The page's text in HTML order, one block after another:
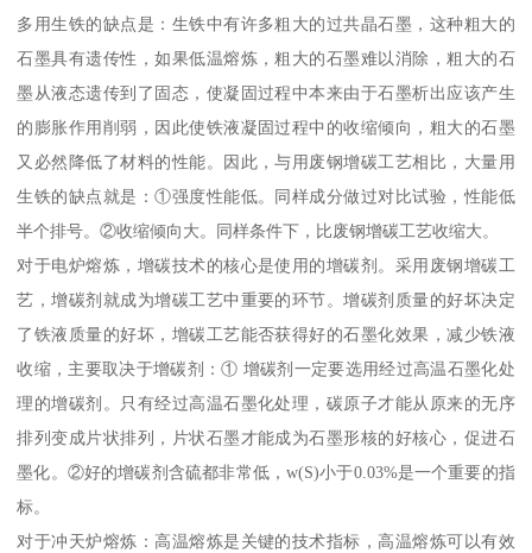
多用生铁的缺点是：生铁中有许多粗大的过共晶石墨，这种粗大的
石墨具有遗传性，如果低温熔炼，粗大的石墨难以消除，粗大的石
墨从液态遗传到了固态，使凝固过程中本来由于石墨析出应该产生
的膨胀作用削弱，因此使铁液凝固过程中的收缩倾向，粗大的石墨
又必然降低了材料的性能。因此，与用废钢增碳工艺相比，大量用
生铁的缺点就是：①强度性能低。同样成分做过对比试验，性能低
半个排号。②收缩倾向大。同样条件下，比废钢增碳工艺收缩大。
对于电炉熔炼，增碳技术的核心是使用的增碳剂。采用废钢增碳工
艺，增碳剂就成为增碳工艺中重要的环节。增碳剂质量的好坏决定
了铁液质量的好坏，增碳工艺能否获得好的石墨化效果，减少铁液
收缩，主要取决于增碳剂：① 增碳剂一定要选用经过高温石墨化处
理的增碳剂。只有经过高温石墨化处理，碳原子才能从原来的无序
排列变成片状排列，片状石墨才能成为石墨形核的好核心，促进石
墨化。②好的增碳剂含硫都非常低，w(S)小于0.03%是一个重要的指
标。
对于冲天炉熔炼：高温熔炼是关键的技术指标，高温熔炼可以有效